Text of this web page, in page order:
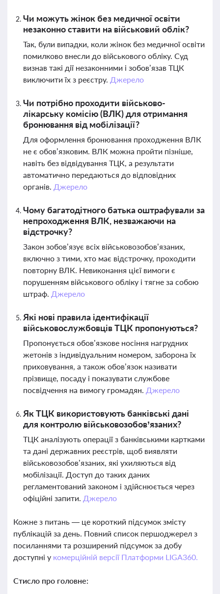
Чи можуть жінок без медичної освіти
незаконно ставити на військовий облік?
Так, були випадки, коли жінок без медичної освіти
помилково внесли до військового обліку. Суд
визнав такі дії незаконними і зобов’язав ТЦК
виключити їх з реєстру. Джерело
Чи потрібно проходити військово-
лікарську комісію (ВЛК) для отримання
бронювання від мобілізації?
Для оформлення бронювання проходження ВЛК
не є обов’язковим. ВЛК можна пройти пізніше,
навіть без відвідування ТЦК, а результати
автоматично передаються до відповідних
органів. Джерело
Чому багатодітного батька оштрафували за
непроходження ВЛК, незважаючи на
відстрочку?
Закон зобов’язує всіх військовозобов’язаних,
включно з тими, хто має відстрочку, проходити
повторну ВЛК. Невиконання цієї вимоги є
порушенням військового обліку і тягне за собою
штраф. Джерело
Які нові правила ідентифікації
військовослужбовців ТЦК пропонуються?
Пропонується обов’язкове носіння нагрудних
жетонів з індивідуальним номером, заборона їх
приховування, а також обов’язок називати
прізвище, посаду і показувати службове
посвідчення на вимогу громадян. Джерело
Як ТЦК використовують банківські дані
для контролю військовозобов’язаних?
ТЦК аналізують операції з банківськими картками
та дані державних реєстрів, щоб виявляти
військовозобов’язаних, які ухиляються від
мобілізації. Доступ до таких даних
регламентований законом і здійснюється через
офіційні запити. Джерело
Кожне з питань — це короткий підсумок змісту
публікацій за день. Повний список першоджерел з
посиланнями та розширений підсумок за добу
доступні у комерційній версії Платформи LIGA360.
Стисло про головне: